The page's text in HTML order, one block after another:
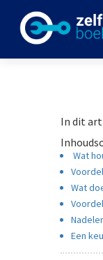
In dit
Wat
Wat
Een